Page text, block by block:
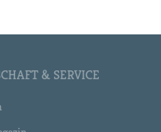
& SERVICE